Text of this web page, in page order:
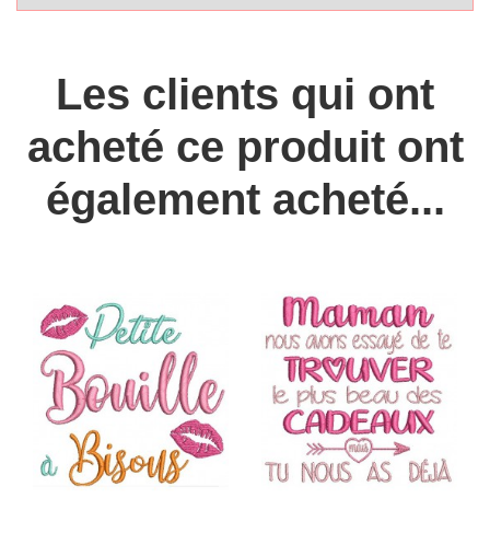
Les clients qui ont
acheté ce produit ont
également acheté...